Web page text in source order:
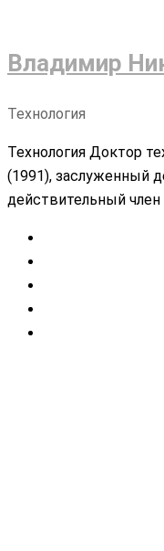
Владимир
Технология
Технология Доктор
(1991), заслуженный
действительный